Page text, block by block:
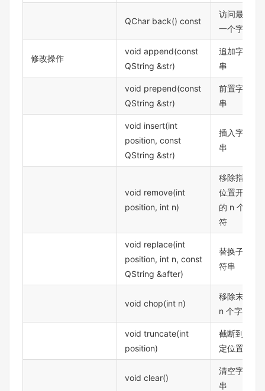
QChar back() const
访问最后
一个字符
修改操作
void append(const
QString &str)
追加字符
串
void prepend(const
QString &str)
前置字符
串
void insert(int
position, const
QString &str)
插入字符
串
void remove(int
position, int n)
移除指定
位置开始
的 n 个字
符
void replace(int
position, int n, const
QString &after)
替换子字
符串
void chop(int n)
移除末尾
n 个字符
void truncate(int
position)
截断到指
定位置
void clear()
清空字符
串